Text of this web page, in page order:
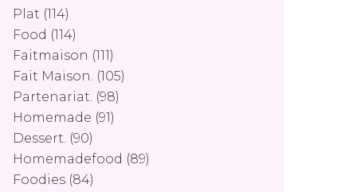
Plat (114)
Food (114)
Faitmaison (111)
Fait Maison. (105)
Partenariat. (98)
Homemade (91)
Dessert. (90)
Homemadefood (89)
Foodies (84)